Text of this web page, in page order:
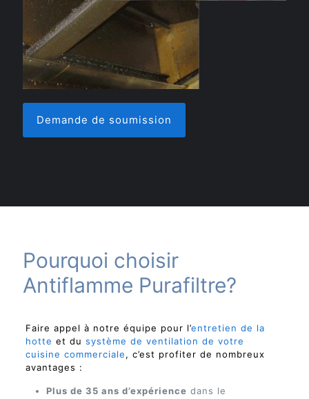
Demande de soumission
Pourquoi choisir
Antiflamme Purafiltre?
Faire appel à notre équipe pour l’entretien de la
hotte et du système de ventilation de votre
cuisine commerciale, c’est profiter de nombreux
avantages :
Plus de 35 ans d’expérience dans le